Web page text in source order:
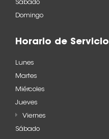
Sábado
Domingo
Horario de Servicio
Lunes
Martes
Miércoles
Jueves
Viernes
Sábado